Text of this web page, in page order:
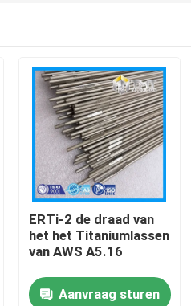
ERTi-2 de draad van
het het Titaniumlassen
van AWS A5.16
Aanvraag sturen